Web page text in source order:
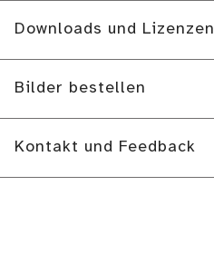
Downloads und Lizenzen
Bilder bestellen
Kontakt und Feedback